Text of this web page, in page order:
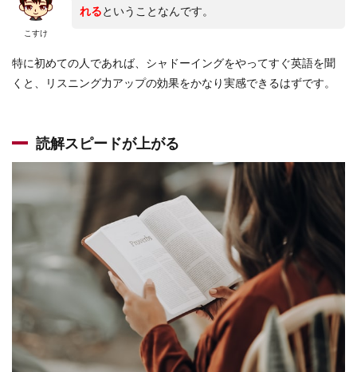
こすけ
れるということなんです。
特に初めての人であれば、シャドーイングをやってすぐ英語を聞
くと、リスニング力アップの効果をかなり実感できるはずです。
読解スピードが上がる